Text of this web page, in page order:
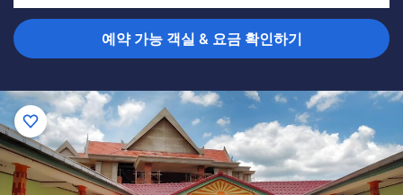
예약 가능 객실 & 요금 확인하기